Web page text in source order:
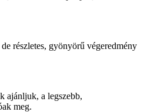
részletes, gyönyörű végeredmény
ajánljuk, a legszebb,
meg.